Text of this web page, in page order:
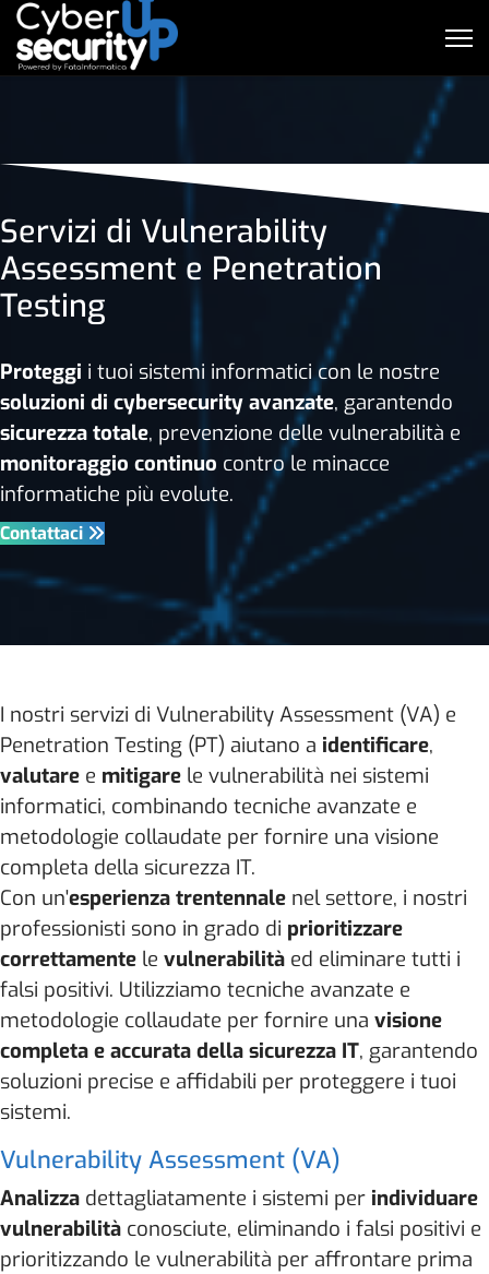
Servizi di Vulnerability
Assessment e Penetration
Testing
Proteggi i tuoi sistemi informatici con le nostre
soluzioni di cybersecurity avanzate, garantendo
sicurezza totale, prevenzione delle vulnerabilità e
monitoraggio continuo contro le minacce
informatiche più evolute.
Contattaci
I nostri servizi di Vulnerability Assessment (VA) e
Penetration Testing (PT) aiutano a identificare,
valutare e mitigare le vulnerabilità nei sistemi
informatici, combinando tecniche avanzate e
metodologie collaudate per fornire una visione
completa della sicurezza IT.
Con un'esperienza trentennale nel settore, i nostri
professionisti sono in grado di prioritizzare
correttamente le vulnerabilità ed eliminare tutti i
falsi positivi. Utilizziamo tecniche avanzate e
metodologie collaudate per fornire una visione
completa e accurata della sicurezza IT, garantendo
soluzioni precise e affidabili per proteggere i tuoi
sistemi.
Vulnerability Assessment (VA)
Analizza dettagliatamente i sistemi per individuare
vulnerabilità conosciute, eliminando i falsi positivi e
prioritizzando le vulnerabilità per affrontare prima